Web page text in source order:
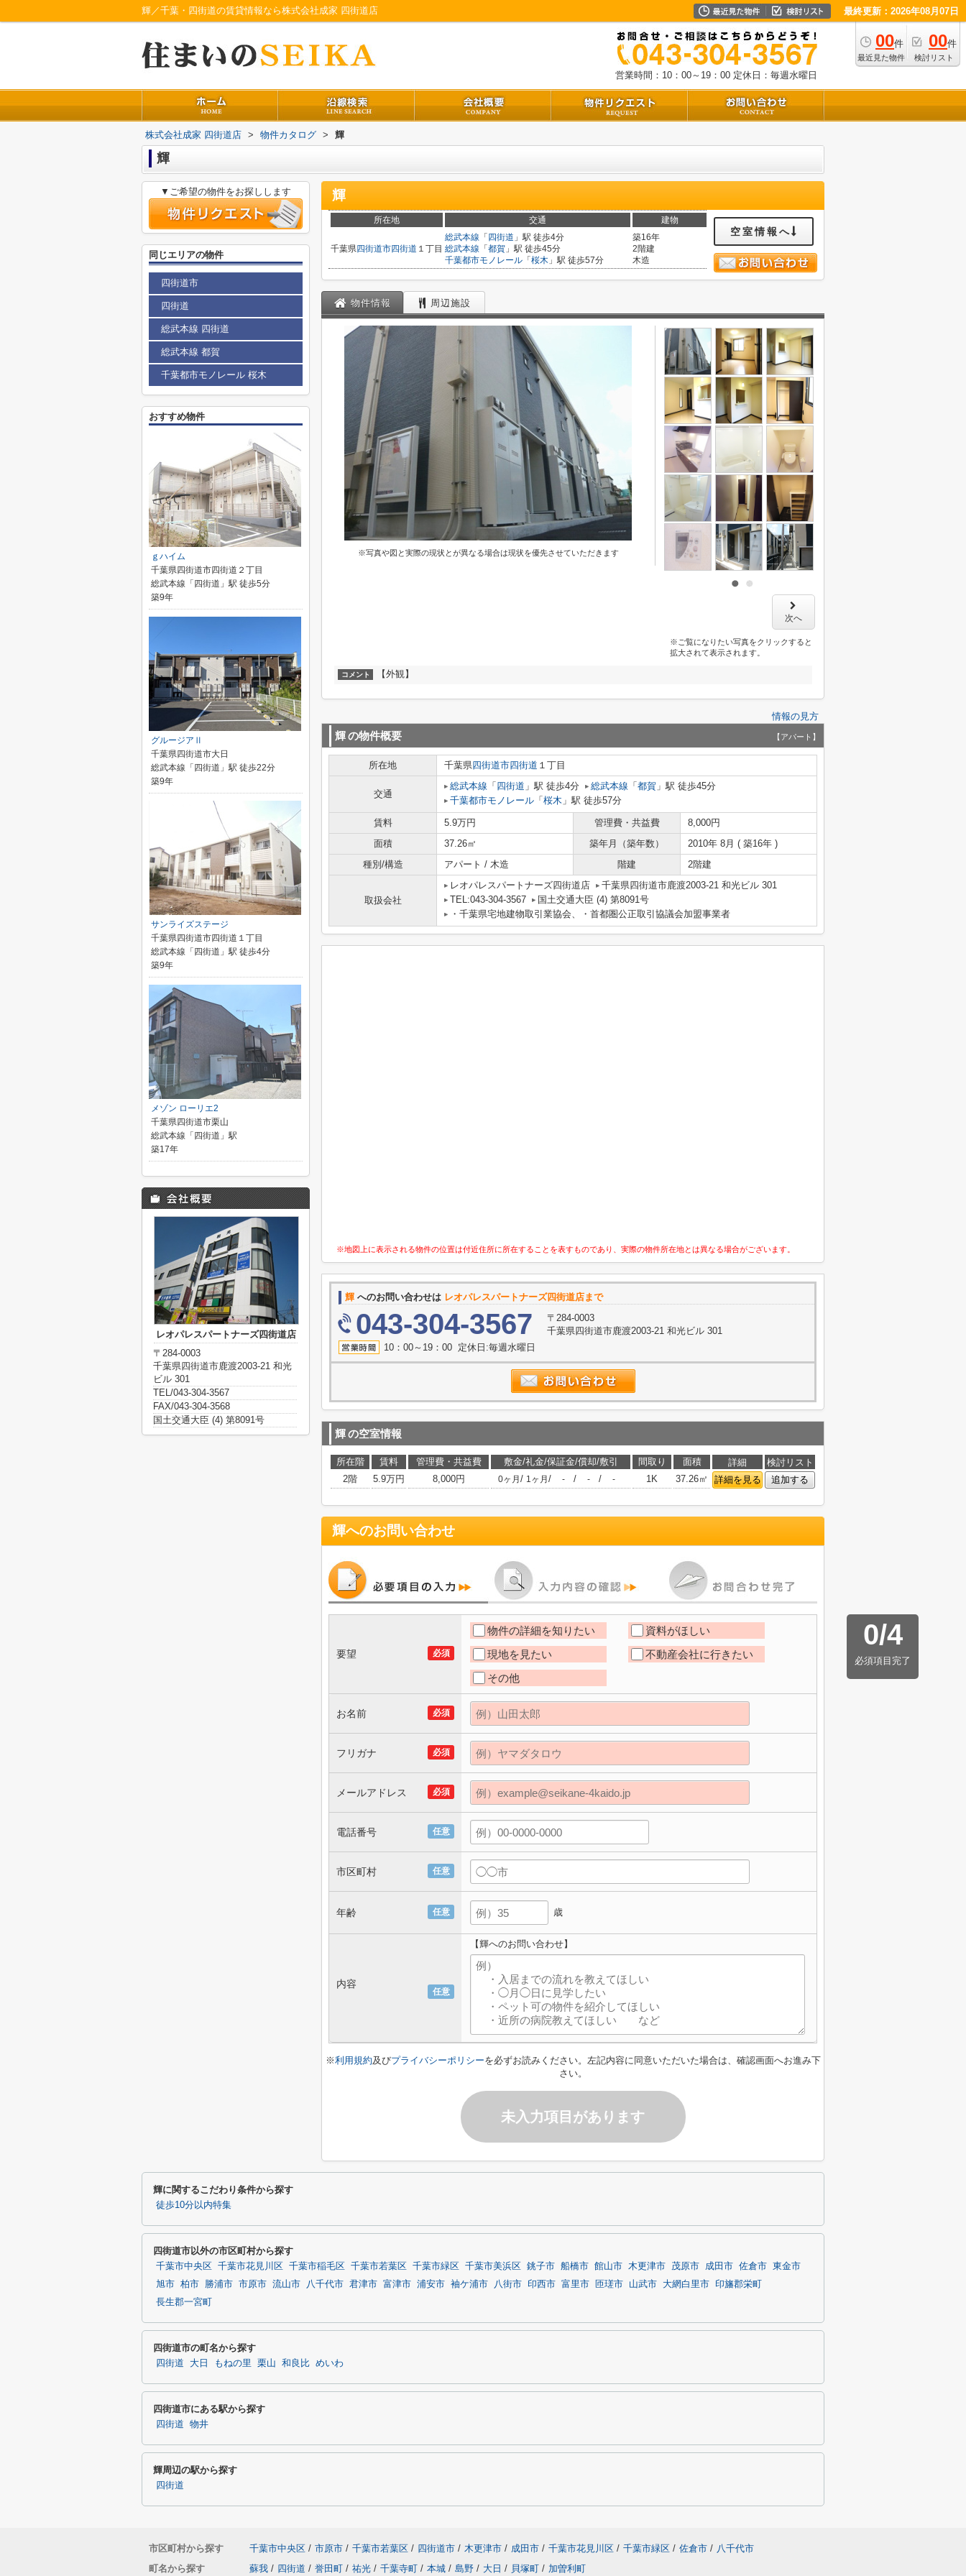
輝／千葉・四街道の賃貸情報なら株式会社成家 四街道店 最終更新：2026年08月07日
00件
最近見た物件
00件
検討リスト
営業時間：10：00～19：00 定休日：毎週水曜日
株式会社成家 四街道店 > 物件カタログ > 輝
輝
輝
所在地 交通 建物
千葉県四街道市四街道 １丁目
総武本線 「 四街道 」駅 徒歩4分
総武本線 「 都賀 」駅 徒歩45分
千葉都市モノレール 「 桜木 」駅 徒歩57分
築16年
2階建
木造
空室情報へ
物件情報 周辺施設
※写真や図と実際の現状とが異なる場合は現状を優先させていただきます
次へ
※ご覧になりたい写真をクリックすると
拡大されて表示されます。
コメント 【外観】
情報の見方
輝の物件概要 【アパート】
所在地 千葉県四街道市四街道 １丁目
交通
総武本線 「 四街道 」駅 徒歩4分 総武本線 「 都賀 」駅 徒歩45分
千葉都市モノレール 「 桜木 」駅 徒歩57分
賃料 5.9万円 管理費・共益費
8,000円
面積
37.26㎡ 築年月（築年数）
2010年 8月 ( 築16年 )
種別/構造
アパート / 木造 階建 2階建
取扱会社
レオパレスパートナーズ四街道店
千葉県四街道市鹿渡2003-21 和光ビル 301
TEL:043-304-3567
国土交通大臣 (4) 第8091号
・千葉県宅地建物取引業協会、・首都圏公正取引協議会加盟事業者
※地図上に表示される物件の位置は付近住所に所在することを表すものであり、実際の物件所在地とは異なる場合がございます。
輝 へのお問い合わせは レオパレスパートナーズ四街道店まで
043-304-3567
〒284-0003
千葉県四街道市鹿渡2003-21 和光ビル 301
10：00～19：00 定休日:毎週水曜日
輝の空室情報
所在階 賃料 管理費・共益費 敷金/礼金/保証金/償却/敷引 間取り 面積 詳細
検討リスト
2階
5.9万円 8,000円 0ヶ月 / 1ヶ月 / - / - / - 1K 37.26㎡ 詳細を見る 追加する
輝へのお問い合わせ
0/4
必須項目完了
必須
要望
物件の詳細を知りたい
資料がほしい
現地を見たい
不動産会社に行きたい
その他
必須
お名前
必須
フリガナ
必須
メールアドレス
任意
電話番号
任意
市区町村
任意
年齢 歳
任意
内容
【輝へのお問い合わせ】
※利用規約及びプライバシーポリシーを必ずお読みください。左記内容に同意いただいた場合は、確認画面へお進み下
さい。
未入力項目があります
▼ご希望の物件をお探しします
同じエリアの物件
四街道市
四街道
総武本線 四街道
総武本線 都賀
千葉都市モノレール 桜木
おすすめ物件
ｇハイム
千葉県四街道市四街道２丁目
総武本線「四街道」駅 徒歩5分
築9年
グルージアⅡ
千葉県四街道市大日
総武本線「四街道」駅 徒歩22分
築9年
サンライズステージ
千葉県四街道市四街道１丁目
総武本線「四街道」駅 徒歩4分
築9年
メゾン ローリエ2
千葉県四街道市栗山
総武本線「四街道」駅
築17年
レオパレスパートナーズ四街道店
〒284-0003
千葉県四街道市鹿渡2003-21 和光
ビル 301
TEL/043-304-3567
FAX/043-304-3568
国土交通大臣 (4) 第8091号
輝に関するこだわり条件から探す
徒歩10分以内特集
四街道市以外の市区町村から探す
千葉市中央区 千葉市花見川区 千葉市稲毛区 千葉市若葉区 千葉市緑区 千葉市美浜区 銚子市 船橋市 館山市 木更津市 茂原市 成田市 佐倉市 東金市
旭市 柏市 勝浦市 市原市 流山市 八千代市 君津市 富津市 浦安市 袖ケ浦市 八街市 印西市 富里市 匝瑳市 山武市 大網白里市 印旛郡栄町
長生郡一宮町
四街道市の町名から探す
四街道 大日 もねの里 栗山 和良比 めいわ
四街道市にある駅から探す
四街道 物井
輝周辺の駅から探す
四街道
市区町村から探す 千葉市中央区 / 市原市 / 千葉市若葉区 / 四街道市 / 木更津市 / 成田市 / 千葉市花見川区 / 千葉市緑区 / 佐倉市 / 八千代市
町名から探す
蘇我 / 四街道 / 誉田町 / 祐光 / 千葉寺町 / 本城 / 島野 / 大日 / 貝塚町 / 加曽利町